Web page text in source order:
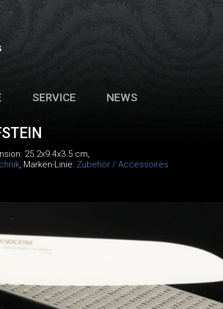
SERVICE NEWS
25.2x9.4x3.5 cm,
, Marken-Linie: Zubehör / Accessoires